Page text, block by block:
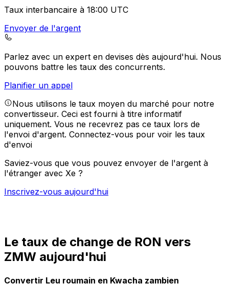
Taux interbancaire à 18:00 UTC
Envoyer de l'argent
Parlez avec un expert en devises dès aujourd'hui. Nous
pouvons battre les taux des concurrents.
Planifier un appel
Nous utilisons le taux moyen du marché pour notre
convertisseur. Ceci est fourni à titre informatif
uniquement. Vous ne recevrez pas ce taux lors de
l'envoi d'argent. Connectez-vous pour voir les taux
d'envoi
Saviez-vous que vous pouvez envoyer de l'argent à
l'étranger avec Xe ?
Inscrivez-vous aujourd'hui
Le taux de change de RON vers
ZMW aujourd'hui
Convertir Leu roumain en Kwacha zambien